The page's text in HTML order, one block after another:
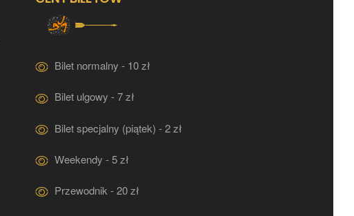
Bilet normalny - 10 zł
Bilet ulgowy - 7 zł
Bilet specjalny (piątek) - 2 zł
Weekendy - 5 zł
Przewodnik - 20 zł